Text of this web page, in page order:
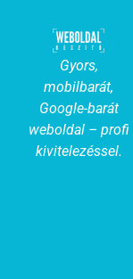
Gyors,
mobilbarát,
Google-barát
weboldal – profi
kivitelezéssel.